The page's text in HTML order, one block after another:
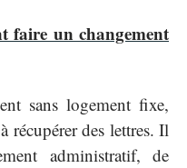
faire un changement
sans logement fixe,
récupérer des lettres. Il
administratif, de